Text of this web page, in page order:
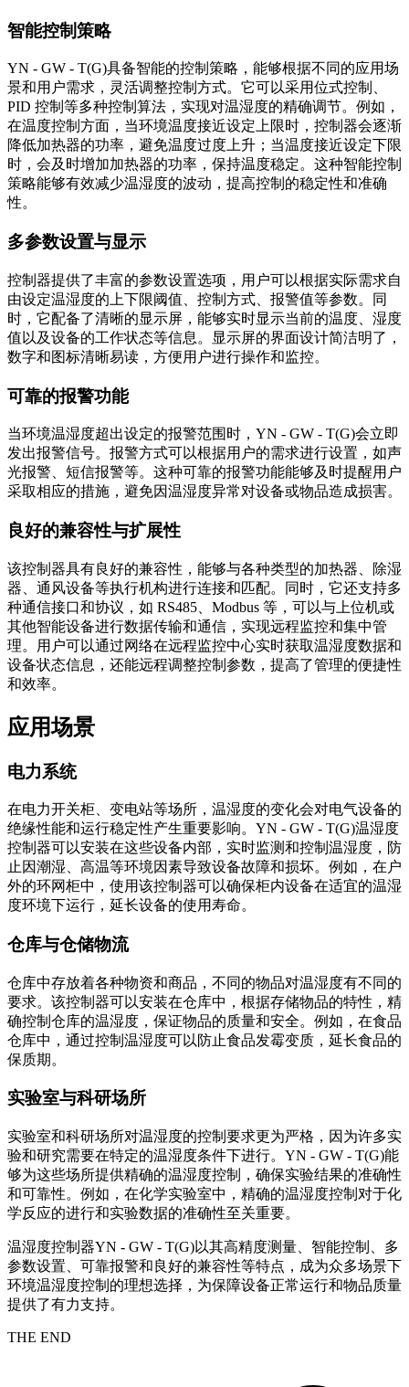
智能控制策略
YN - GW - T(G)具备智能的控制策略，能够根据不同的应用场
景和用户需求，灵活调整控制方式。它可以采用位式控制、
PID 控制等多种控制算法，实现对温湿度的精确调节。例如，
在温度控制方面，当环境温度接近设定上限时，控制器会逐渐
降低加热器的功率，避免温度过度上升；当温度接近设定下限
时，会及时增加加热器的功率，保持温度稳定。这种智能控制
策略能够有效减少温湿度的波动，提高控制的稳定性和准确
性。
多参数设置与显示
控制器提供了丰富的参数设置选项，用户可以根据实际需求自
由设定温湿度的上下限阈值、控制方式、报警值等参数。同
时，它配备了清晰的显示屏，能够实时显示当前的温度、湿度
值以及设备的工作状态等信息。显示屏的界面设计简洁明了，
数字和图标清晰易读，方便用户进行操作和监控。
可靠的报警功能
当环境温湿度超出设定的报警范围时，YN - GW - T(G)会立即
发出报警信号。报警方式可以根据用户的需求进行设置，如声
光报警、短信报警等。这种可靠的报警功能能够及时提醒用户
采取相应的措施，避免因温湿度异常对设备或物品造成损害。
良好的兼容性与扩展性
该控制器具有良好的兼容性，能够与各种类型的加热器、除湿
器、通风设备等执行机构进行连接和匹配。同时，它还支持多
种通信接口和协议，如 RS485、Modbus 等，可以与上位机或
其他智能设备进行数据传输和通信，实现远程监控和集中管
理。用户可以通过网络在远程监控中心实时获取温湿度数据和
设备状态信息，还能远程调整控制参数，提高了管理的便捷性
和效率。
应用场景
电力系统
在电力开关柜、变电站等场所，温湿度的变化会对电气设备的
绝缘性能和运行稳定性产生重要影响。YN - GW - T(G)温湿度
控制器可以安装在这些设备内部，实时监测和控制温湿度，防
止因潮湿、高温等环境因素导致设备故障和损坏。例如，在户
外的环网柜中，使用该控制器可以确保柜内设备在适宜的温湿
度环境下运行，延长设备的使用寿命。
仓库与仓储物流
仓库中存放着各种物资和商品，不同的物品对温湿度有不同的
要求。该控制器可以安装在仓库中，根据存储物品的特性，精
确控制仓库的温湿度，保证物品的质量和安全。例如，在食品
仓库中，通过控制温湿度可以防止食品发霉变质，延长食品的
保质期。
实验室与科研场所
实验室和科研场所对温湿度的控制要求更为严格，因为许多实
验和研究需要在特定的温湿度条件下进行。YN - GW - T(G)能
够为这些场所提供精确的温湿度控制，确保实验结果的准确性
和可靠性。例如，在化学实验室中，精确的温湿度控制对于化
学反应的进行和实验数据的准确性至关重要。
温湿度控制器YN - GW - T(G)以其高精度测量、智能控制、多
参数设置、可靠报警和良好的兼容性等特点，成为众多场景下
环境温湿度控制的理想选择，为保障设备正常运行和物品质量
提供了有力支持。
THE END